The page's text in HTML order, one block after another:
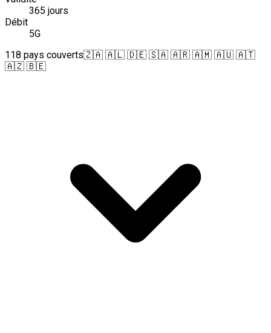
365 jours
Débit
5G
118 pays couverts🇿🇦 🇦🇱 🇩🇪 🇸🇦 🇦🇷 🇦🇲 🇦🇺 🇦🇹
🇦🇿 🇧🇪